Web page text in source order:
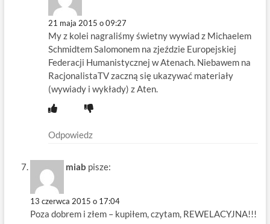
21 maja 2015 o 09:27
My z kolei nagraliśmy świetny wywiad z Michaelem
Schmidtem Salomonem na zjeździe Europejskiej
Federacji Humanistycznej w Atenach. Niebawem na
RacjonalistaTV zaczną się ukazywać materiały
(wywiady i wykłady) z Aten.
Odpowiedz
miab pisze:
13 czerwca 2015 o 17:04
Poza dobrem i złem – kupiłem, czytam, REWELACYJNA!!!